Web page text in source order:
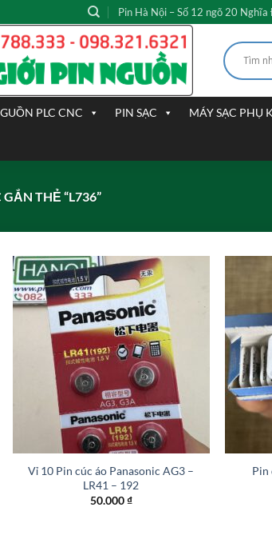
Pin Hà Nội – Số 12 ngõ 20 Nghĩa
PLC CNC PIN SẠC MÁY SẠC PHỤ
THẺ “L736”
Vỉ 10 Pin cúc áo Panasonic AG3 –
LR41 – 192
50.000₫
Pin